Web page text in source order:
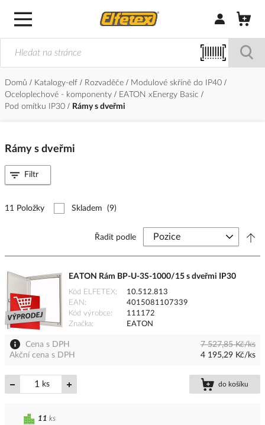
Přihlásit/
Domů Katalogy-elf Rozvaděče
Modulové skříně do IP40
Oceloplechové - komponenty
EATON xEnergy Basic
Pod omítku IP30
Rámy s dveřmi
Rámy s dveřmi
11 Položky Skladem (9)
Řadit podle
EATON Rám BP-U-3S-1000/15 s dveřmi IP30
Kód ELFETEX
10.512.813
EAN
4015081107339
Kód výrobce
111172
Značka
EATON
Cena s DPH
7 527,85 Kč/ks
Akční cena s DPH
4 195,29 Kč/ks
ks do košíku
11 ks
Filtr